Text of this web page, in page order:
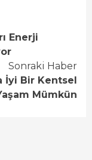
Enerji
Sonraki Haber
Bir Kentsel
Mümkün